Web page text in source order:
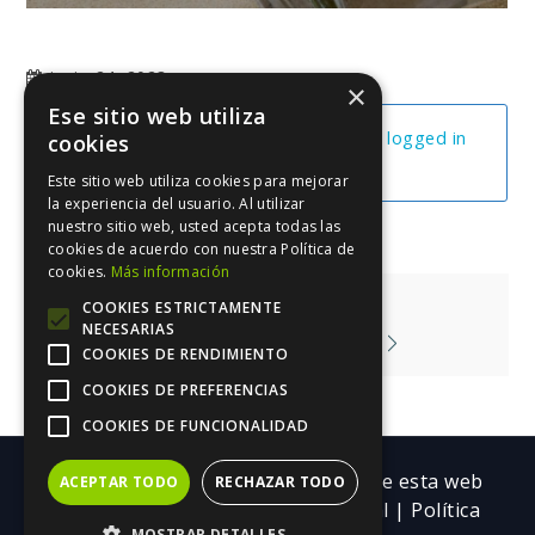
junio 24, 2023
You cannot view this unit as you're not logged in
Navegación
de
entradas
Tu Lead Magnet
Tu Sistema De Captación I
Copyright ©| Todos los contenidos de esta web
pertenecen a Trebolarium.Aviso legal | Política
×
Ese sitio web utiliza
cookies
Este sitio web utiliza cookies para mejorar
la experiencia del usuario. Al utilizar
nuestro sitio web, usted acepta todas las
cookies de acuerdo con nuestra Política de
cookies. Más información
COOKIES ESTRICTAMENTE
NECESARIAS
COOKIES DE RENDIMIENTO
COOKIES DE PREFERENCIAS
COOKIES DE FUNCIONALIDAD
ACEPTAR TODO RECHAZAR TODO